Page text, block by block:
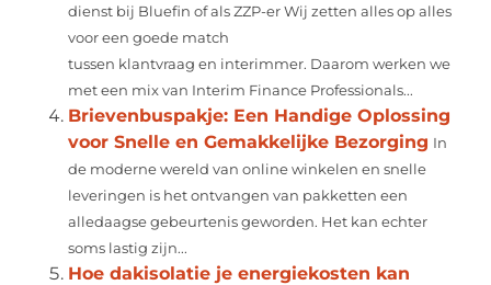
dienst bij Bluefin of als ZZP-er Wij zetten alles op alles
voor een goede match
tussen klantvraag en interimmer. Daarom werken we
met een mix van Interim Finance Professionals...
Brievenbuspakje: Een Handige Oplossing
voor Snelle en Gemakkelijke Bezorging In
de moderne wereld van online winkelen en snelle
leveringen is het ontvangen van pakketten een
alledaagse gebeurtenis geworden. Het kan echter
soms lastig zijn...
Hoe dakisolatie je energiekosten kan